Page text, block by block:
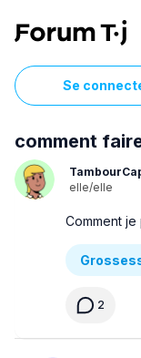
Se
comment
elle/elle
Comment
2